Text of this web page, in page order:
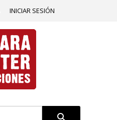
INICIAR SESIÓN